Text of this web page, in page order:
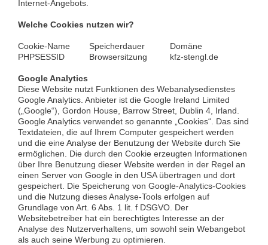
Internet-Angebots.
Welche Cookies nutzen wir?
Cookie-Name Speicherdauer
Domäne
PHPSESSID
Browsersitzung kfz-stengl.de
Google Analytics
Diese Website nutzt Funktionen des Webanalysedienstes
Google Analytics. Anbieter ist die Google Ireland Limited
(„Google“), Gordon House, Barrow Street, Dublin 4, Irland.
Google Analytics verwendet so genannte „Cookies“. Das sind
Textdateien, die auf Ihrem Computer gespeichert werden
und die eine Analyse der Benutzung der Website durch Sie
ermöglichen. Die durch den Cookie erzeugten Informationen
über Ihre Benutzung dieser Website werden in der Regel an
einen Server von Google in den USA übertragen und dort
gespeichert. Die Speicherung von Google-Analytics-Cookies
und die Nutzung dieses Analyse-Tools erfolgen auf
Grundlage von Art. 6 Abs. 1 lit. f DSGVO. Der
Websitebetreiber hat ein berechtigtes Interesse an der
Analyse des Nutzerverhaltens, um sowohl sein Webangebot
als auch seine Werbung zu optimieren.